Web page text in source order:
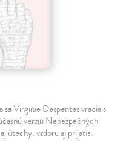
Virginie Despentes vracia s
verziu Nebezpečných
útechy, vzdoru aj prijatia.